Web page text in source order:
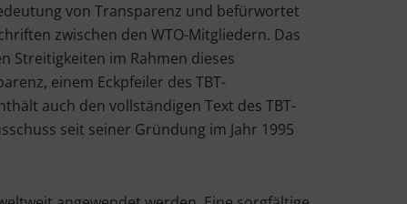
von Transparenz und befürwortet
zwischen den WTO-Mitgliedern. Das
Streitigkeiten im Rahmen dieses
einem Eckpfeiler des TBT-
auch den vollständigen Text des TBT-
seit seiner Gründung im Jahr 1995